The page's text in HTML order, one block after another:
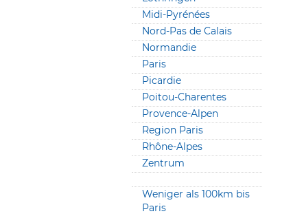
Midi-Pyrénées
Nord-Pas de Calais
Normandie
Paris
Picardie
Poitou-Charentes
Provence-Alpen
Region Paris
Rhône-Alpes
Zentrum
Weniger als 100km bis
Paris